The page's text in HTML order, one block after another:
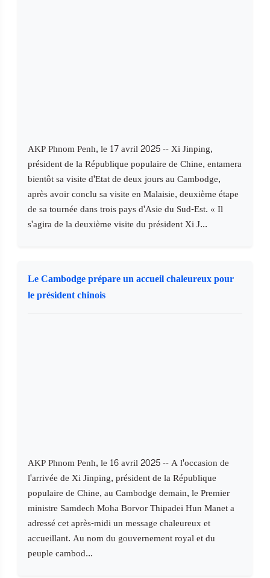
AKP Phnom Penh, le 17 avril 2025 -- Xi Jinping,
président de la République populaire de Chine, entamera
bientôt sa visite d'Etat de deux jours au Cambodge,
après avoir conclu sa visite en Malaisie, deuxième étape
de sa tournée dans trois pays d'Asie du Sud-Est. « Il
s'agira de la deuxième visite du président Xi J...
Le Cambodge prépare un accueil chaleureux pour
le président chinois
AKP Phnom Penh, le 16 avril 2025 -- A l'occasion de
l'arrivée de Xi Jinping, président de la République
populaire de Chine, au Cambodge demain, le Premier
ministre Samdech Moha Borvor Thipadei Hun Manet a
adressé cet après-midi un message chaleureux et
accueillant. Au nom du gouvernement royal et du
peuple cambod...